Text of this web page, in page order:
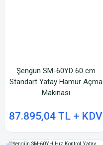
Şengün SM-60YD 60 cm
Standart Yatay Hamur Açma
Makinası
87.895,04 TL + KDV